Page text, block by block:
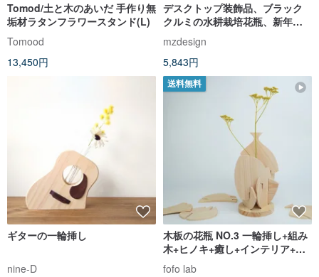
Tomod/土と木のあいだ 手作り無
垢材ラタンフラワースタンド(L)
Tomood
13,450円
デスクトップ装飾品、ブラック
クルミの水耕栽培花瓶、新年の
アレンジメント
mzdesign
5,843円
ギターの一輪挿し
nine-D
送料無料
木板の花瓶 NO.3 一輪挿し+組み
木+ヒノキ+癒し+インテリア+名
入れ無料+ギフトラッピング無料
fofo lab